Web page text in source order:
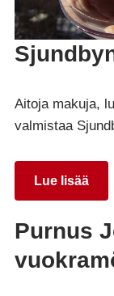
Aitoja makuja,
valmistaa
Lue lisää
Purnus